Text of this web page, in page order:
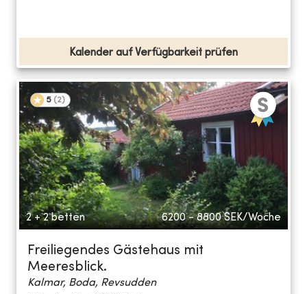
Kalender auf Verfügbarkeit prüfen
5 (2)
2 + 2 betten 6200 - 8800 SEK/Woche
Freiliegendes Gästehaus mit
Meeresblick.
Kalmar, Boda, Revsudden